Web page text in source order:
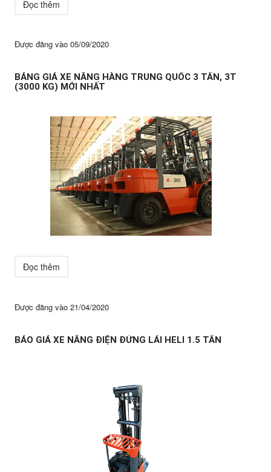
Đọc thêm
Được đăng vào 05/09/2020
BẢNG GIÁ XE NÂNG HÀNG TRUNG QUỐC 3 TẤN, 3T
(3000 KG) MỚI NHẤT
Đọc thêm
Được đăng vào 21/04/2020
BÁO GIÁ XE NÂNG ĐIỆN ĐỨNG LÁI HELI 1.5 TẤN